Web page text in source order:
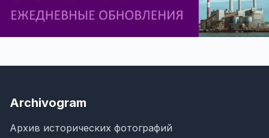
Archivogram
Архив исторических фотографий